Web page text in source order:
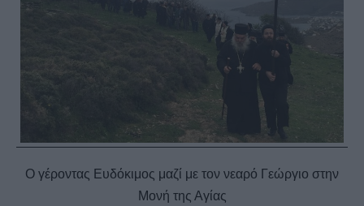
Ο γέροντας Ευδόκιμος μαζί με τον νεαρό Γεώργιο στην
Μονή της Αγίας